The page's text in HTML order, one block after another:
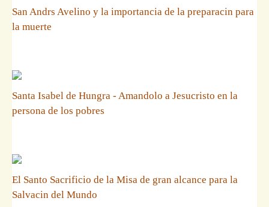
San Andrs Avelino y la importancia de la preparacin para
la muerte
Santa Isabel de Hungra - Amandolo a Jesucristo en la
persona de los pobres
El Santo Sacrificio de la Misa de gran alcance para la
Salvacin del Mundo